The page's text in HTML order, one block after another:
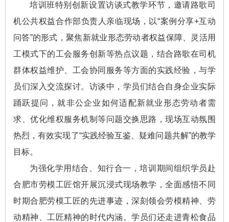
培训班特别创新设置访谈式教学环节，邀请路歌司
机公共权益合作部负责人亲临现场，以“案例分享+互动
问答”的形式，聚焦新就业形态劳动者权益保障、灵活用
工模式下的工会服务创新等热点议题，结合路歌在司机
群体权益维护、工会协同服务等方面的实践经验，与学
员们深入交流探讨。访谈中，学员们结合自身企业实际
踊跃提问，就非公企业如何适配新就业形态劳动者需
求、优化维权服务机制等问题交换思路，现场互动氛围
热烈，有效实现了“实践经验互鉴、疑难问题共解”的教学
目标。
为强化学用结合、知行合一，培训期间组织学员赴
合肥市劳模工匠馆开展沉浸式现场教学，全面感悟不同
时期合肥劳模工匠的先进事迹，深刻领会劳模精神、劳
动精神、工匠精神的时代内涵。学员们还走进青松食品